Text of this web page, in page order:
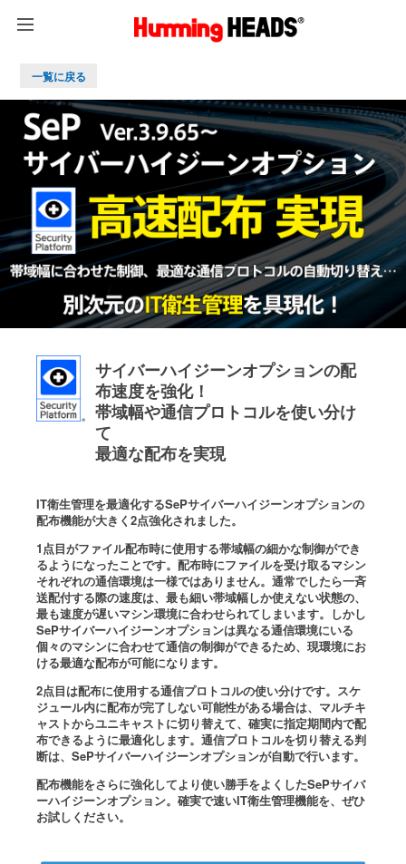
一覧に戻る
サイバーハイジーンオプションの配
布速度を強化！
帯域幅や通信プロトコルを使い分け
て
最適な配布を実現
IT衛生管理を最適化するSePサイバーハイジーンオプションの
配布機能が大きく2点強化されました。
1点目がファイル配布時に使用する帯域幅の細かな制御ができ
るようになったことです。配布時にファイルを受け取るマシン
それぞれの通信環境は一様ではありません。通常でしたら一斉
送配付する際の速度は、最も細い帯域幅しか使えない状態の、
最も速度が遅いマシン環境に合わせられてしまいます。しかし
SePサイバーハイジーンオプションは異なる通信環境にいる
個々のマシンに合わせて通信の制御ができるため、現環境にお
ける最適な配布が可能になります。
2点目は配布に使用する通信プロトコルの使い分けです。スケ
ジュール内に配布が完了しない可能性がある場合は、マルチキ
ャストからユニキャストに切り替えて、確実に指定期間内で配
布できるように最適化します。通信プロトコルを切り替える判
断は、SePサイバーハイジーンオプションが自動で行います。
配布機能をさらに強化してより使い勝手をよくしたSePサイバ
ーハイジーンオプション。確実で速いIT衛生管理機能を、ぜひ
お試しください。